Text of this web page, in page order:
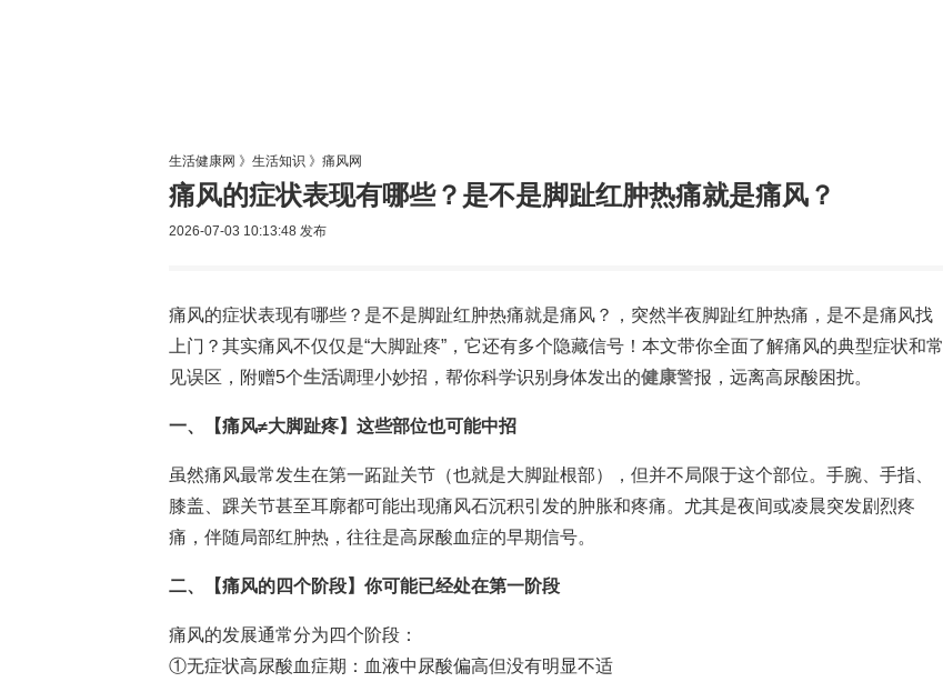
生活健康网 》 生活知识 》 痛风网
痛风的症状表现有哪些？是不是脚趾红肿热痛就是痛风？
2026-07-03 10:13:48 发布
痛风的症状表现有哪些？是不是脚趾红肿热痛就是痛风？，突然半夜脚趾红肿热痛，是不是痛风找
上门？其实痛风不仅仅是“大脚趾疼”，它还有多个隐藏信号！本文带你全面了解痛风的典型症状和常
见误区，附赠5个生活调理小妙招，帮你科学识别身体发出的健康警报，远离高尿酸困扰。
一、【痛风≠大脚趾疼】这些部位也可能中招
虽然痛风最常发生在第一跖趾关节（也就是大脚趾根部），但并不局限于这个部位。手腕、手指、
膝盖、踝关节甚至耳廓都可能出现痛风石沉积引发的肿胀和疼痛。尤其是夜间或凌晨突发剧烈疼
痛，伴随局部红肿热，往往是高尿酸血症的早期信号。
二、【痛风的四个阶段】你可能已经处在第一阶段
痛风的发展通常分为四个阶段：
①无症状高尿酸血症期：血液中尿酸偏高但没有明显不适